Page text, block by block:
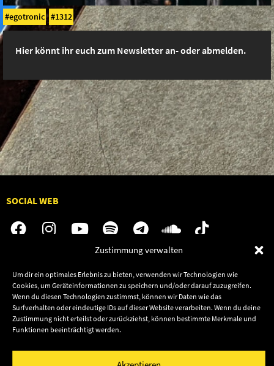
Zustimmung verwalten
Um dir ein optimales Erlebnis zu bieten, verwenden wir Technologien wie
Cookies, um Geräteinformationen zu speichern und/oder darauf zuzugreifen.
Wenn du diesen Technologien zustimmst, können wir Daten wie das
Surfverhalten oder eindeutige IDs auf dieser Website verarbeiten. Wenn du deine
Zustimmung nicht erteilst oder zurückziehst, können bestimmte Merkmale und
Funktionen beeinträchtigt werden.
egotronic 1312
Hier könnt ihr euch zum Newsletter an- oder abmelden.
SOCIAL WEB
Audiolith
News
Artists
Releases
Kontakt
Termine
Shop